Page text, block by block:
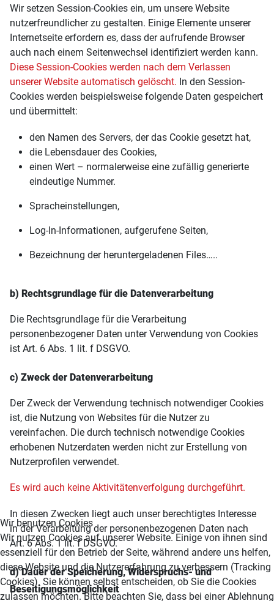
Wir setzen Session-Cookies ein, um unsere Website
nutzerfreundlicher zu gestalten. Einige Elemente unserer
Internetseite erfordern es, dass der aufrufende Browser
auch nach einem Seitenwechsel identifiziert werden kann.
Diese Session-Cookies werden nach dem Verlassen
unserer Website automatisch gelöscht. In den Session-
Cookies werden beispielsweise folgende Daten gespeichert
und übermittelt:
den Namen des Servers, der das Cookie gesetzt hat,
die Lebensdauer des Cookies,
einen Wert – normalerweise eine zufällig generierte
eindeutige Nummer.
Spracheinstellungen,
Log-In-Informationen, aufgerufene Seiten,
Bezeichnung der heruntergeladenen Files…..
b) Rechtsgrundlage für die Datenverarbeitung
Die Rechtsgrundlage für die Verarbeitung
personenbezogener Daten unter Verwendung von Cookies
ist Art. 6 Abs. 1 lit. f DSGVO.
c) Zweck der Datenverarbeitung
Der Zweck der Verwendung technisch notwendiger Cookies
ist, die Nutzung von Websites für die Nutzer zu
vereinfachen. Die durch technisch notwendige Cookies
erhobenen Nutzerdaten werden nicht zur Erstellung von
Nutzerprofilen verwendet.
Es wird auch keine Aktivitätenverfolgung durchgeführt.
In diesen Zwecken liegt auch unser berechtigtes Interesse
in der Verarbeitung der personenbezogenen Daten nach
Art. 6 Abs. 1 lit. f DSGVO.
d) Dauer der Speicherung, Widerspruchs- und
Beseitigungsmöglichkeit
Wir benutzen Cookies
Wir nutzen Cookies auf unserer Website. Einige von ihnen sind
essenziell für den Betrieb der Seite, während andere uns helfen,
diese Website und die Nutzererfahrung zu verbessern (Tracking
Cookies). Sie können selbst entscheiden, ob Sie die Cookies
zulassen möchten. Bitte beachten Sie, dass bei einer Ablehnung